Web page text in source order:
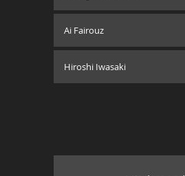
Ai Fairouz
Hiroshi Iwasaki